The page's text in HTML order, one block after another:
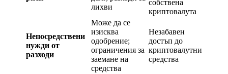
лихви
собствена
криптовалута
Непосредствени
нужди от
разходи
Може да се
изисква
одобрение;
ограничения за
заемане на
средства
Незабавен
достъп до
криптовалутни
средства